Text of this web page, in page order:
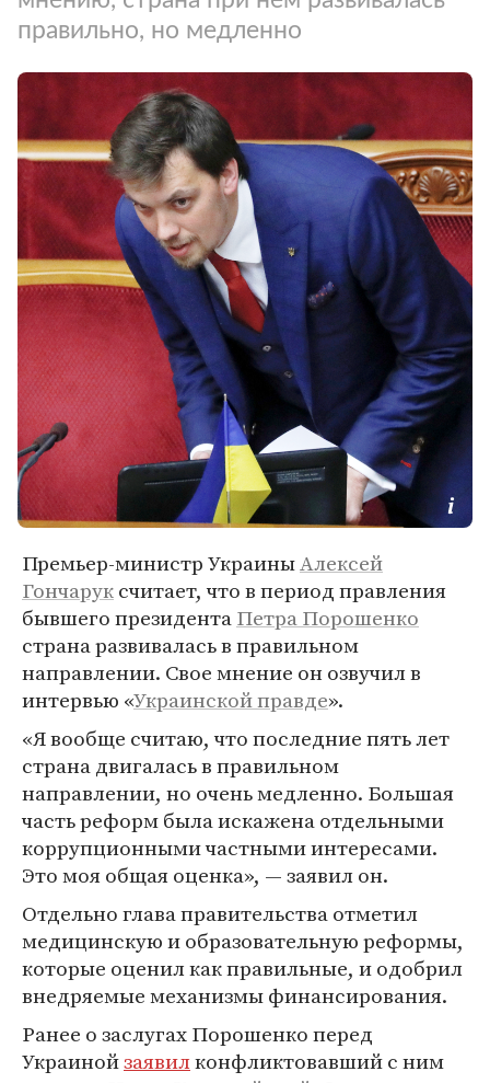
правильно, но медленно
Премьер-министр УкраиныАлексей
Гончаруксчитает, что в период правления
бывшего президентаПетра Порошенко
страна развивалась в правильном
направлении. Свое мнение он озвучил в
интервью «Украинской правде».
«Я вообще считаю, что последние пять лет
страна двигалась в правильном
направлении, но очень медленно. Большая
часть реформ была искажена отдельными
коррупционными частными интересами.
Это моя общая оценка», — заявил он.
Отдельно глава правительства отметил
медицинскую и образовательную реформы,
которые оценил как правильные, и одобрил
внедряемые механизмы финансирования.
Ранее о заслугах Порошенко перед
Украинойзаявилконфликтовавший с ним